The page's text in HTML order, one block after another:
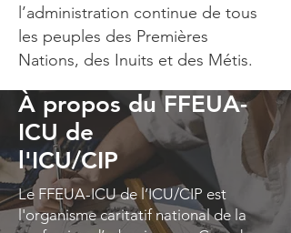
l’administration continue de tous
les peuples des Premières
Nations, des Inuits et des Métis.
À propos du FFEUA-
ICU de
l'ICU/CIP
Le FFEUA-ICU de l’ICU/CIP est
l'organisme caritatif national de la